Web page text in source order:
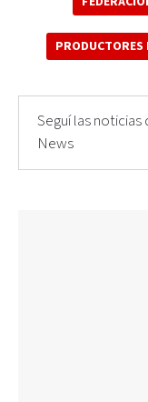
PRODUCTORES
Seguí las
News